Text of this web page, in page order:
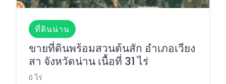
ที่ดินน่าน
ขายที่ดินพร้อมสวนต้นสัก อำเภอเวียง
สา จังหวัดน่าน เนื้อที่ 31 ไร่
0 ไร่